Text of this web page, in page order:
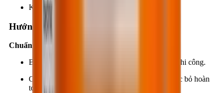
Không chứa dung môi hữu cơ, an toàn cháy nổ.
Hướng dẫn thi công
Chuẩn bị bề mặt:
Bề mặt khuôn phải được vệ sinh sạch trước khi thi công.
Các mảng hồ vữa hoặc bê tông cũ phải được đục bỏ hoàn
toàn.